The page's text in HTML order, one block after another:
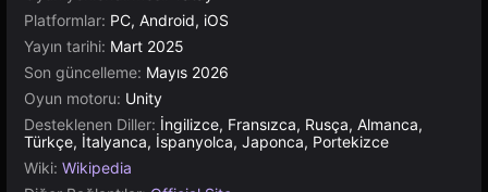
Platformlar: PC, Android, iOS
Yayın tarihi: Mart 2025
Son güncelleme: Mayıs 2026
Oyun motoru: Unity
Desteklenen Diller: İngilizce, Fransızca, Rusça, Almanca,
Türkçe, İtalyanca, İspanyolca, Japonca, Portekizce
Wiki: Wikipedia